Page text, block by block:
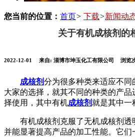
您当前的位置： 首页> 下载>新闻动
关于有机成核剂的
2022-12-01 来自: 淄博市坤玉化工有限公司 浏览
成核剂分为很多种类来适应不同
大家的选择，就其不同的种类的产
择使用，其中有机成核剂 就是其中一
有机成核剂克服了无机成核剂透
并能显著提高产品的加工性能。它